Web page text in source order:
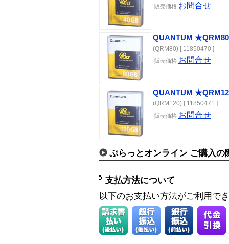
販売価格 お問合せ
QUANTUM ★QRM80
(QRM80) [ 11850470 ]
販売価格 お問合せ
QUANTUM
(QRM120) [ 11850471 ]
販売価格 お問合せ
ぷらっとオンライン ご購入の
支払方法について
以下のお支払い方法がご利用で